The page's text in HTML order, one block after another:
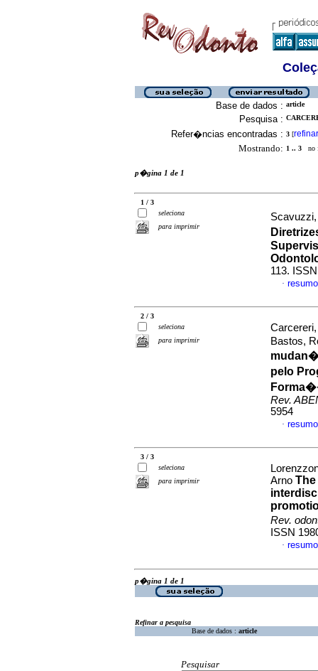
Base de dados : article
Pesquisa :
Refer�ncias encontradas : 3 [refinar
Mostrando: 1 .. 3 no
p�gina 1 de 1
1 / 3
seleciona
para imprimir
113.
·
2 / 3
seleciona
para imprimir
Bastos,
pelo
Rev.
5954
·
3 / 3
seleciona
para imprimir
Arno
Rev.
ISSN
·
p�gina 1 de 1
Refinar a pesquisa
Base de dados : article
Pesquisar